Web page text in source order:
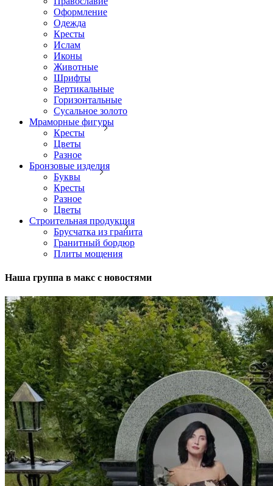
Оформление
Одежда
Кресты
Ислам
Иконы
Животные
Шрифты
Вертикальные
Горизонтальные
Сусальное золото
Мраморные фигуры
Кресты
Цветы
Разное
Бронзовые изделия
Буквы
Кресты
Разное
Цветы
Строительная продукция
Брусчатка из гранита
Гранитный бордюр
Плиты мощения
Наша группа в макс с новостями